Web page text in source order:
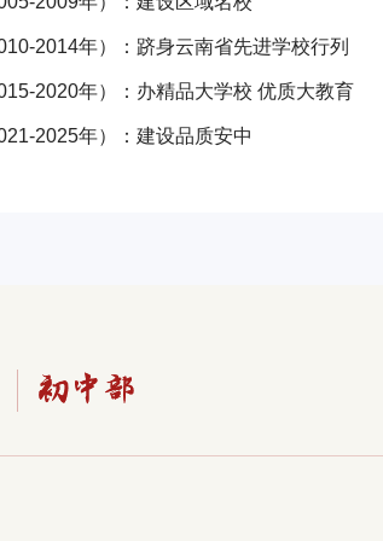
2014年）：跻身云南省先进学校行列
2020年）：办精品大学校 优质大教育
2025年）：建设品质安中